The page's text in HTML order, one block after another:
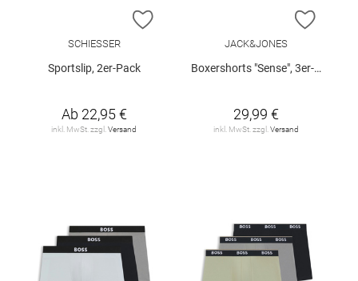
ZUR WUNSCHLISTE HINZUFÜGEN
SCHIESSER
Sportslip, 2er-Pack
Ab 22,95 €
inkl. MwSt. zzgl. Versand
ZUR
JACK&JONES
Boxershorts "Sense", 3er-Pack
29,99 €
inkl. MwSt. zzgl. Versand